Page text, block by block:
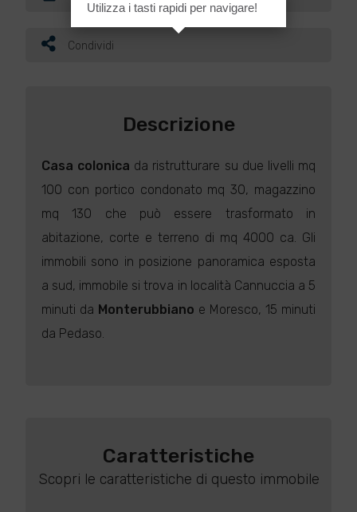
Condividi
Descrizione
Casa colonica da ristrutturare su due livelli mq
100 con portico condonato mq 30, magazzino
mq 130 che può essere trasformato in
abitazione, corte e terreno di mq 4000 ca. Gli
immobili sono in posizione panoramica esposta
a sud, immobile si trova in località Cannuccia a 5
minuti da Monterubbiano e Moresco, 15 minuti
da Pedaso.
Caratteristiche
Scopri le caratteristiche di questo immobile
Utilizza i tasti rapidi per navigare!